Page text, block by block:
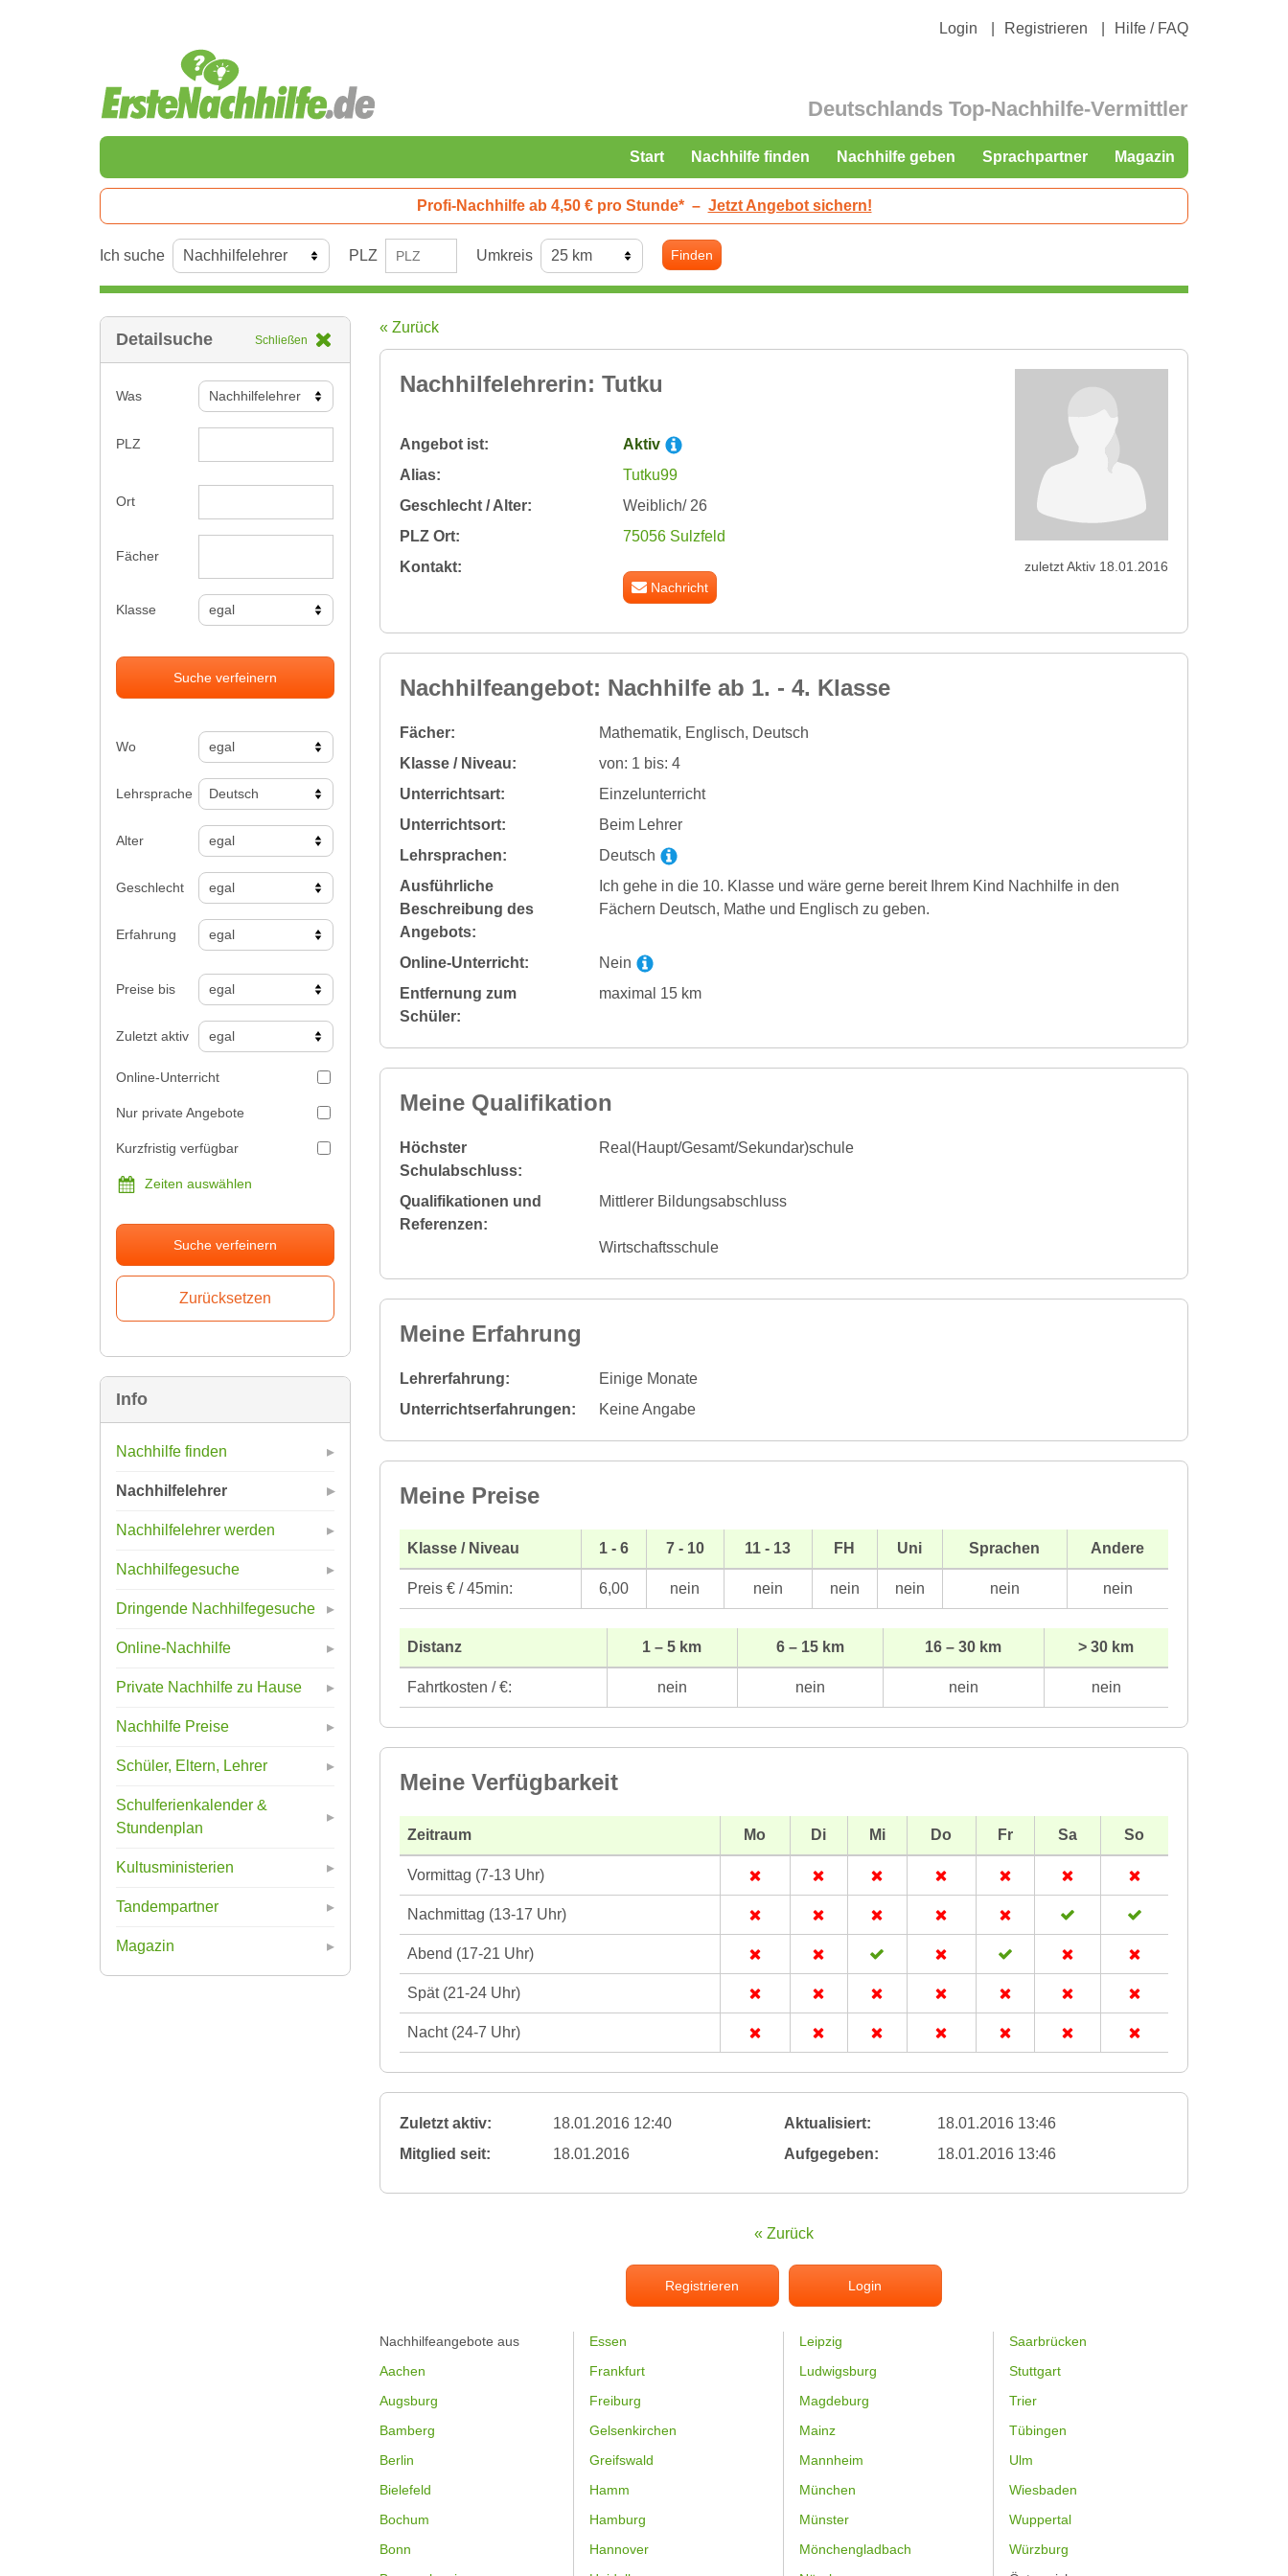
Login Registrieren Hilfe / FAQ
Deutschlands Top-Nachhilfe-Vermittler
Start Nachhilfe finden Nachhilfe geben Sprachpartner Magazin
Profi-Nachhilfe ab 4,50 € pro Stunde* – Jetzt Angebot sichern!
Ich suche PLZ Umkreis Finden
Detailsuche Schließen
Was
PLZ
Ort
Fächer
Klasse
Suche verfeinern
Wo
Lehrsprache
Alter
Geschlecht
Erfahrung
Preise bis
Zuletzt aktiv
Online-Unterricht
Nur private Angebote
Kurzfristig verfügbar
Zeiten auswählen
Suche verfeinern
Info
Nachhilfe finden
Nachhilfelehrer
Nachhilfelehrer werden
Nachhilfegesuche
Dringende Nachhilfegesuche
Online-Nachhilfe
Private Nachhilfe zu Hause
Nachhilfe Preise
Schüler, Eltern, Lehrer
Schulferienkalender &
Stundenplan
Kultusministerien
Tandempartner
Magazin
« Zurück
Nachhilfelehrerin: Tutku
Angebot ist:
Aktiv
Alias:
Tutku99
Geschlecht / Alter:
Weiblich/ 26
PLZ Ort:
75056 Sulzfeld
Kontakt:
Nachricht
zuletzt Aktiv 18.01.2016
Nachhilfeangebot: Nachhilfe ab 1. - 4. Klasse
Fächer:
Mathematik, Englisch, Deutsch
Klasse / Niveau:
von: 1 bis: 4
Unterrichtsart:
Einzelunterricht
Unterrichtsort:
Beim Lehrer
Lehrsprachen:
Deutsch
Ausführliche
Beschreibung des
Angebots:
Ich gehe in die 10. Klasse und wäre gerne bereit Ihrem Kind Nachhilfe in den
Fächern Deutsch, Mathe und Englisch zu geben.
Online-Unterricht:
Nein
Entfernung zum
Schüler:
maximal 15 km
Meine Qualifikation
Höchster
Schulabschluss:
Real(Haupt/Gesamt/Sekundar)schule
Qualifikationen und
Referenzen:
Mittlerer Bildungsabschluss
Wirtschaftsschule
Meine Erfahrung
Lehrerfahrung:
Einige Monate
Unterrichtserfahrungen:
Keine Angabe
Meine Preise
Klasse / Niveau 1 - 6 7 - 10 11 - 13 FH Uni Sprachen Andere
Preis € / 45min: 6,00 nein nein nein nein nein nein
Distanz 1 – 5 km 6 – 15 km 16 – 30 km > 30 km
Fahrtkosten / €: nein nein nein nein
Meine Verfügbarkeit
Zeitraum Mo Di Mi Do Fr Sa So
Vormittag (7-13 Uhr)
Nachmittag (13-17 Uhr)
Abend (17-21 Uhr)
Spät (21-24 Uhr)
Nacht (24-7 Uhr)
Zuletzt aktiv: 18.01.2016 12:40 Aktualisiert:
18.01.2016 13:46
Mitglied seit:
18.01.2016 Aufgegeben: 18.01.2016 13:46
« Zurück
Registrieren Login
Nachhilfeangebote aus
Aachen
Augsburg
Bamberg
Berlin
Bielefeld
Bochum
Bonn
Essen
Frankfurt
Freiburg
Gelsenkirchen
Greifswald
Hamm
Hamburg
Hannover
Leipzig
Ludwigsburg
Magdeburg
Mainz
Mannheim
München
Münster
Mönchengladbach
Saarbrücken
Stuttgart
Trier
Tübingen
Ulm
Wiesbaden
Wuppertal
Würzburg